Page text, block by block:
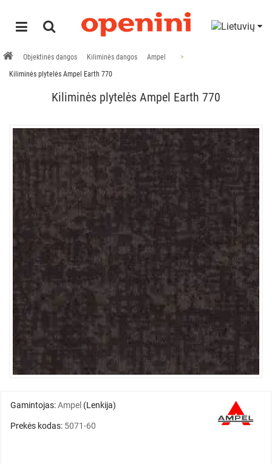
Objektinės dangos Kiliminės dangos
Ampel
Kiliminės plytelės Ampel Earth 770
Kiliminės plytelės Ampel Earth 770
Gamintojas:Ampel (Lenkija)
Prekės kodas: 5071-60